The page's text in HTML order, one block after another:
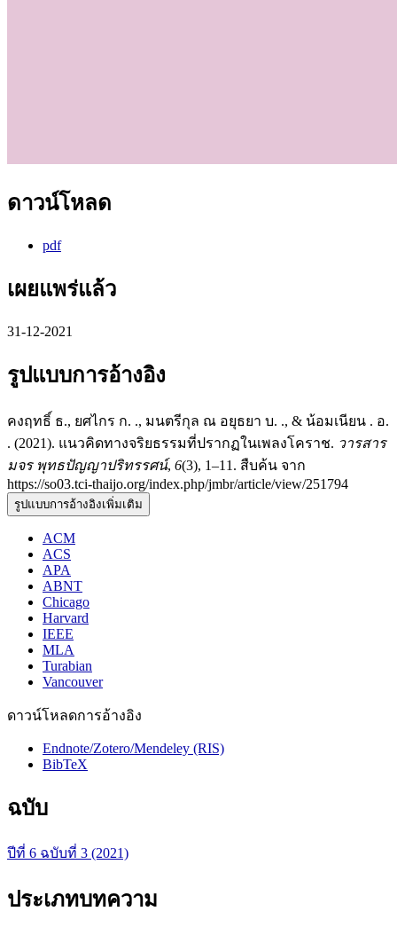
ดาวน์โหลด
pdf
เผยแพร่แล้ว
31-12-2021
รูปแบบการอ้างอิง
คงฤทธิ์ ธ., ยศไกร ก. ., มนตรีกุล ณ อยุธยา บ. ., & น้อมเนียน . อ.
. (2021). แนวคิดทางจริยธรรมที่ปรากฏในเพลงโคราช. วารสาร
มจร พุทธปัญญาปริทรรศน์, 6(3), 1–11. สืบค้น จาก
https://so03.tci-thaijo.org/index.php/jmbr/article/view/251794
รูปแบบการอ้างอิงเพิ่มเติม
ACM
ACS
APA
ABNT
Chicago
Harvard
IEEE
MLA
Turabian
Vancouver
ดาวน์โหลดการอ้างอิง
Endnote/Zotero/Mendeley (RIS)
BibTeX
ฉบับ
ปีที่ 6 ฉบับที่ 3 (2021)
ประเภทบทความ